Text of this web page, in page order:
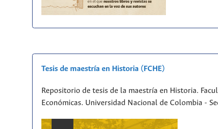
Tesis de maestría en Historia (FCHE)
Repositorio de tesis de la maestría en Historia.
Económicas. Universidad Nacional de Colombia -